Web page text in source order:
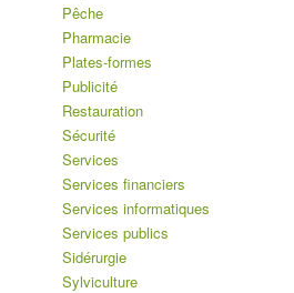
Pêche
Pharmacie
Plates-formes
Publicité
Restauration
Sécurité
Services
Services financiers
Services informatiques
Services publics
Sidérurgie
Sylviculture